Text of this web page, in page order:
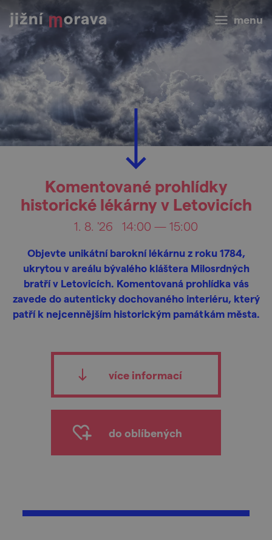
menu
Komentované prohlídky
historické lékárny v Letovicích
1. 8. '26 14:00 — 15:00
Objevte unikátní barokní lékárnu z roku 1784,
ukrytou v areálu bývalého kláštera Milosrdných
bratří v Letovicích. Komentovaná prohlídka vás
zavede do autenticky dochovaného interiéru, který
patří k nejcennějším historickým památkám města.
více informací
do oblíbených